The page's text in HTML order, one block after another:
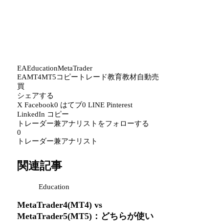
EAEducationMetaTrader
EAMT4MT5コピートレード教育教材自動売
買
シェアする
X Facebook0 はてブ0 LINE Pinterest
LinkedIn コピー
トレーダー兼アナリストをフォローする
0
トレーダー兼アナリスト
関連記事
Education
MetaTrader4(MT4) vs
MetaTrader5(MT5)：どちらが使い